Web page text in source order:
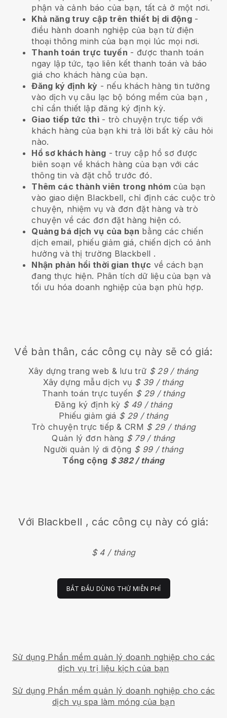
phận và cảnh báo của bạn, tất cả ở một nơi.
Khả năng truy cập trên thiết bị di động-
điều hành doanh nghiệp của bạn từ điện
thoại thông minh của bạn mọi lúc mọi nơi.
Thanh toán trực tuyến - được thanh toán
ngay lập tức, tạo liên kết thanh toán và báo
giá cho khách hàng của bạn.
Đăng ký định kỳ - nếu khách hàng tin tưởng
vào dịch vụ câu lạc bộ bóng mềm của bạn ,
chỉ cần thiết lập đăng ký định kỳ.
Giao tiếp tức thì- trò chuyện trực tiếp với
khách hàng của bạn khi trả lời bất kỳ câu hỏi
nào.
Hồ sơ khách hàng - truy cập hồ sơ được
biên soạn về khách hàng của bạn với các
thông tin và đặt chỗ trước đó.
Thêm các thành viên trong nhóm của bạn
vào giao diện Blackbell, chỉ định các cuộc trò
chuyện, nhiệm vụ và đơn đặt hàng và trò
chuyện về các đơn đặt hàng hiện có.
Quảng bá dịch vụ của bạn bằng các chiến
dịch email, phiếu giảm giá, chiến dịch có ảnh
hưởng và thị trường Blackbell .
Nhận phản hồi thời gian thực về cách bạn
đang thực hiện. Phân tích dữ liệu của bạn và
tối ưu hóa doanh nghiệp của bạn phù hợp.
Về bản thân, các công cụ này sẽ có giá:
Xây dựng trang web & lưu trữ $ 29 / tháng
Xây dựng mẫu dịch vụ $ 39 / tháng
Thanh toán trực tuyến $ 29 / tháng
Đăng ký định kỳ $ 49 / tháng
Phiếu giảm giá $ 29 / tháng
Trò chuyện trực tiếp & CRM $ 29 / tháng
Quản lý đơn hàng $ 79 / tháng
Người quản lý di động $ 99 / tháng
Tổng cộng $ 382 / tháng
Với Blackbell , các công cụ này có giá:
$ 4 / tháng
BẮT ĐẦU DÙNG THỬ MIỄN PHÍ
Sử dụng Phần mềm quản lý doanh nghiệp cho các
dịch vụ trị liệu kịch của bạn
Sử dụng Phần mềm quản lý doanh nghiệp cho các
dịch vụ spa làm móng của bạn